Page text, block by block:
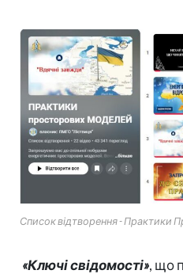
Список відтворення - Практики
«Ключі свідомості», що